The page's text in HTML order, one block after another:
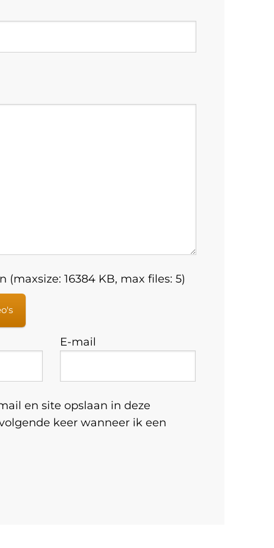
(maxsize: 16384 KB, max files: 5)
E-mail
en site opslaan in deze
keer wanneer ik een